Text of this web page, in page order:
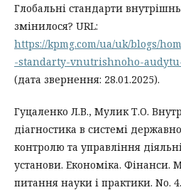
Глобальні стандарти
змінилося? URL:
https://kpmg.com/ua/uk/blogs/
-standarty-vnutrishnoho-
(дата звернення: 28.01.2025).
Гуцаленко Л.В., Мулик Т.О.
діагностика в системі
контролю та управління
установи. Економіка. Фінанси.
питання науки і практики. No.